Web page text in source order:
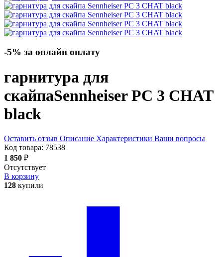
-5% за онлайн оплату
гарнитура для
скайпаSennheiser PC 3 CHAT
black
Оставить отзыв Описание Характеристики Ваши вопросы
Код товара: 78538
1 850 ₽
Отсутствует
В корзину
128 купили